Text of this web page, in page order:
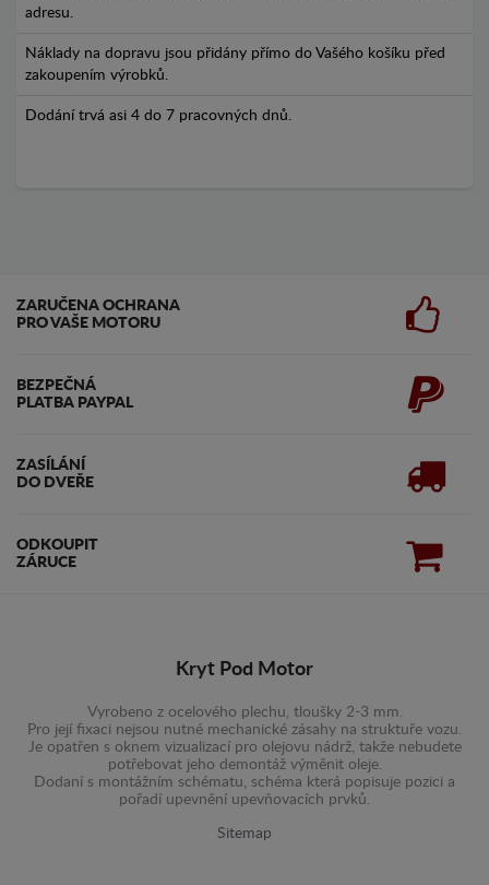
adresu.
Náklady na dopravu jsou přidány přímo do Vašého košíku před
zakoupením výrobků.
Dodání trvá asi 4 do 7 pracovných dnů.
ZARUČENA OCHRANA
PRO VAŠE MOTORU
BEZPEČNÁ
PLATBA PAYPAL
ZASÍLÁNÍ
DO DVEŘE
ODKOUPIT
ZÁRUCE
Kryt Pod Motor
Vyrobeno z ocelového plechu, tloušky 2-3 mm.
Pro její fixaci nejsou nutné mechanické zásahy na struktuře vozu.
Je opatřen s oknem vizualizací pro olejovu nádrž, takže nebudete
potřebovat jeho demontáž výměnit oleje.
Dodaní s montážním schématu, schéma která popisuje pozici a
pořadí upevnění upevňovacích prvků.
Sitemap